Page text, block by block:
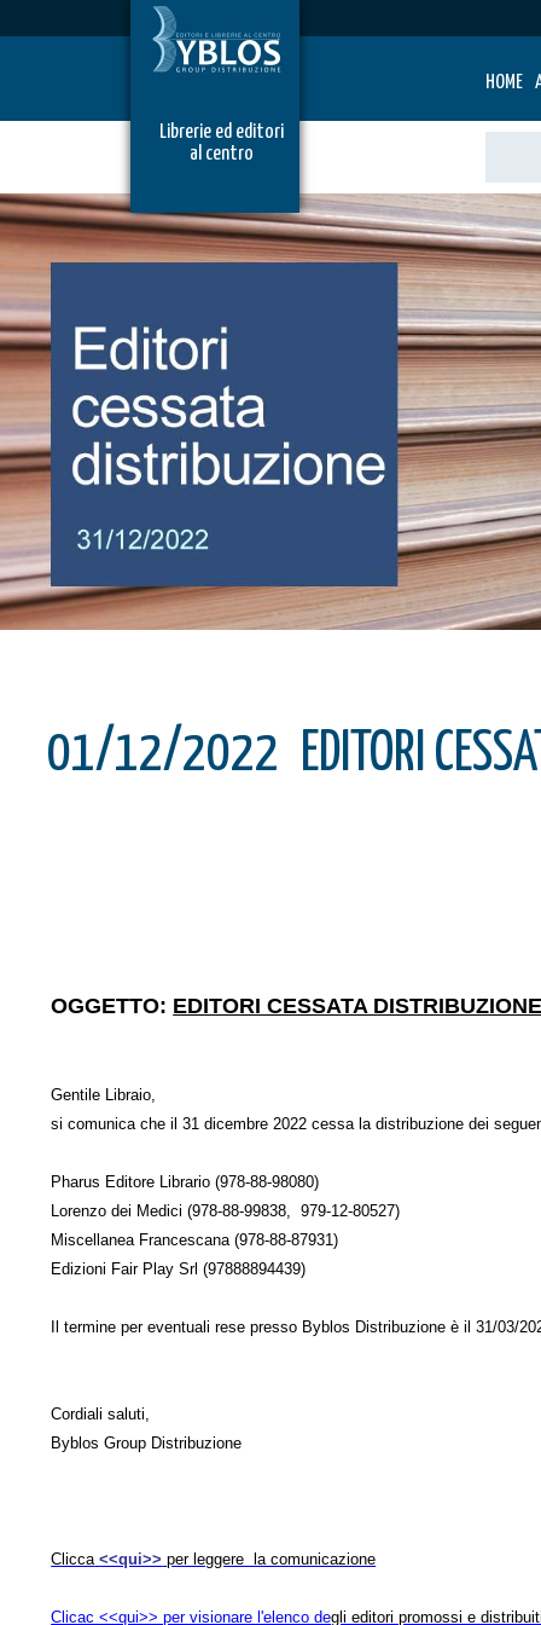
HOME
Librerie ed editori
al centro
01/12/2022 EDITORI
OGGETTO: EDITORI CESSATA
Gentile Libraio,
si comunica che il 31 dicembre 2022 cessa la distribuzione dei
Pharus Editore Librario (978-88-98080)
Lorenzo dei Medici (978-88-99838, 979-12-80527)
Miscellanea Francescana (978-88-87931)
Edizioni Fair Play Srl (97888894439)
Il termine per eventuali rese presso Byblos Distribuzione è il 31/03/
Cordiali saluti,
Byblos Group Distribuzione
Clicca <<qui>> per leggere la comunicazione
Clicac <<qui>> per visionare l'elenco degli editori promossi e